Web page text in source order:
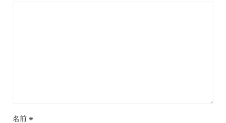
名前 ※